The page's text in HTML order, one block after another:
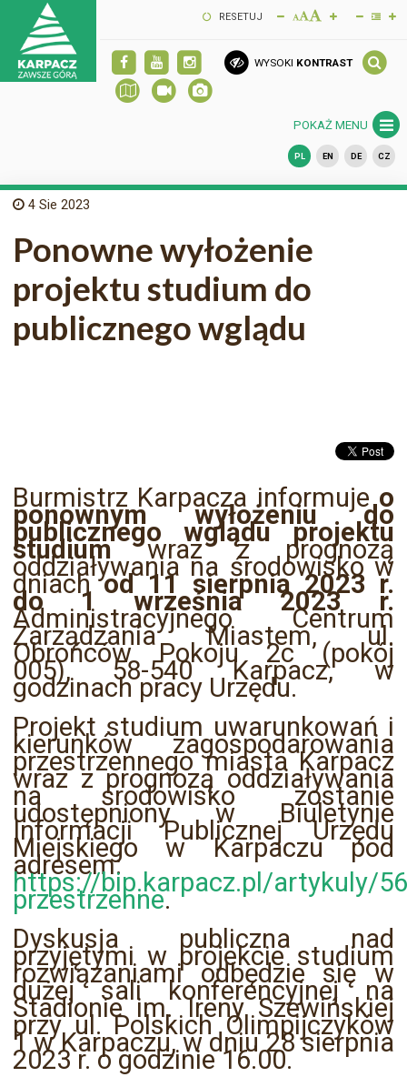
RESETUJ
WYSOKI KONTRAST
POKAŻ MENU
PL EN DE CZ
4 Sie 2023
Ponowne wyłożenie
projektu studium do
publicznego wglądu
Burmistrz Karpacza informujeo
ponownym wyłożeniu do
publicznego wglądu projektu
studiumwraz z prognozą
oddziaływania na środowisko w
dniachod 11 sierpnia 2023 r.
do 1 września 2023 r.
Administracyjnego Centrum
Zarządzania Miastem, ul.
Obrońców Pokoju 2c (pokój
005), 58-540 Karpacz, w
godzinach pracy Urzędu.
Projekt studium uwarunkowań i
kierunków zagospodarowania
przestrzennego miasta Karpacz
wraz z prognozą oddziaływania
na środowisko zostanie
udostępniony w Biuletynie
Informacji Publicznej Urzędu
Miejskiego w Karpaczu pod
adresem:
https://bip.karpacz.pl/artykuly/
przestrzenne.
Dyskusja publiczna nad
przyjętymi w projekcie studium
rozwiązaniami odbędzie się w
dużej sali konferencyjnej na
Stadionie im. Ireny Szewińskiej
przy ul. Polskich Olimpijczyków
1 w Karpaczu, w dniu 28 sierpnia
2023 r. o godzinie 16.00.